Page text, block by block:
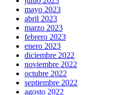
mayo 2023
abril 2023
marzo 2023
febrero 2023
enero 2023
diciembre 2022
noviembre 2022
octubre 2022
septiembre 2022
agosto 2022